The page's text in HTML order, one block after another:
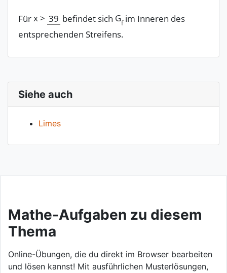
Fürx> 39 befindet sich Gfim Inneren des
entsprechenden Streifens.
Siehe auch
Limes
Mathe-Aufgaben zu diesem
Thema
Online-Übungen, die du direkt im Browser bearbeiten
und lösen kannst! Mit ausführlichen Musterlösungen,